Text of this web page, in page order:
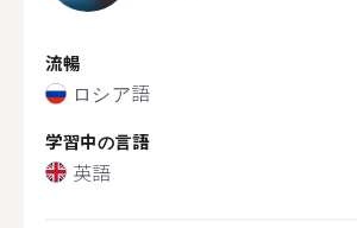
流暢
ロシア語
学習中の言語
英語